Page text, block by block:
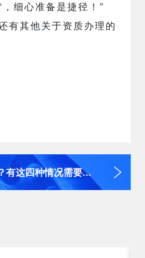
细心准备是捷径！”
有其他关于资质办理的
有这四种情况需要...